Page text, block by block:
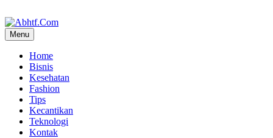
to
content
Menu
Home
Bisnis
Kesehatan
Fashion
Tips
Kecantikan
Teknologi
Kontak